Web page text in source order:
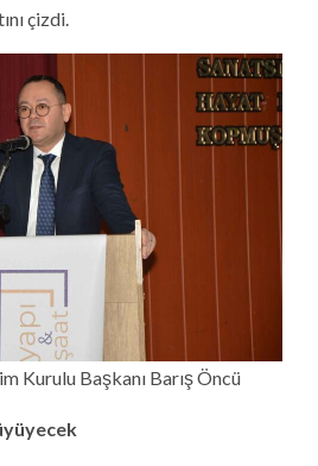
çizdi.
Kurulu Başkanı Barış Öncü